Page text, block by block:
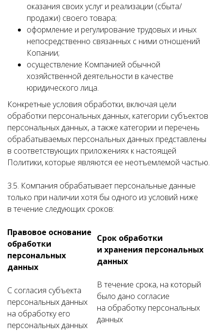
оказания своих услуг и реализации (сбыта/
продажи) своего товара;
оформление и регулирование трудовых и иных
непосредственно связанных с ними отношений
Копании;
осуществление Компанией обычной
хозяйственной деятельности в качестве
юридического лица.
Конкретные условия обработки, включая цели
обработки персональных данных, категории субъектов
персональных данных, а также категории и перечень
обрабатываемых персональных данных представлены
в соответствующих приложениях к настоящей
Политики, которые являются ее неотъемлемой частью.
3.5. Компания обрабатывает персональные данные
только при наличии хотя бы одного из условий ниже
в течение следующих сроков:
Правовое основание
обработки
персональных
данных
Срок обработки
и хранения персональных
данных
С согласия субъекта
персональных данных
на обработку его
персональных данных
В течение срока, на который
было дано согласие
на обработку персональных
данных